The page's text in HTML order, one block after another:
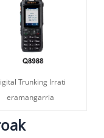
Trunking Irrati
eramangarria